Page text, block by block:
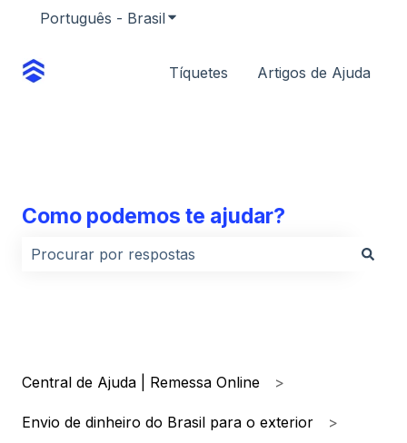
Português - BrasilMostrar submenu para traduções
Tíquetes Artigos de Ajuda
Como podemos te ajudar?
Central de Ajuda | Remessa Online
Envio de dinheiro do Brasil para o exterior